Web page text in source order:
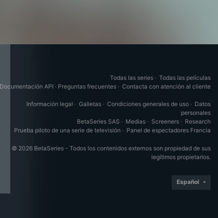
Todas las series · Todas las películas
Documentación API · Preguntas frecuentes · Contacta con atención al cliente
Información legal · Galletas · Condiciones generales de uso · Datos
personales
BetaSeries SAS · Medias · Screeners · Research
Prueba piloto de una serie de televisión · Panel de espectadores Francia
© 2026 BetaSeries - Todos los contenidos externos son propiedad de sus
legítimos propietarios.
Español